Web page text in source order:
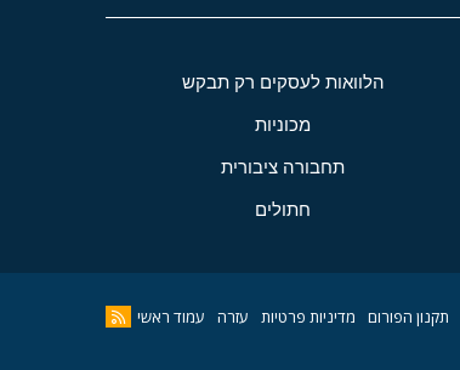
הלוואות לעסקים רק תבקש
מכוניות
תחבורה ציבורית
חתולים
תקנון הפורום מדיניות פרטיות עזרה עמוד ראשי